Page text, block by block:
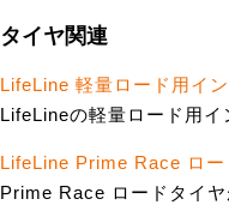
タイヤ関連
LifeLine 軽量ロード用イ
LifeLineの軽量ロード用
LifeLine Prime Race ロー
Prime Race ロードタイ